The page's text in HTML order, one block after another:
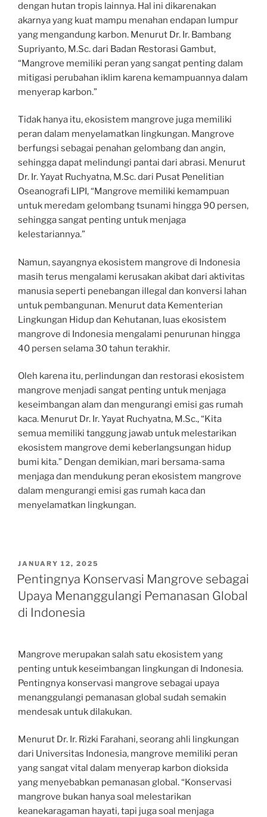
dengan hutan tropis lainnya. Hal ini dikarenakan
akarnya yang kuat mampu menahan endapan lumpur
yang mengandung karbon. Menurut Dr. Ir. Bambang
Supriyanto, M.Sc. dari Badan Restorasi Gambut,
“Mangrove memiliki peran yang sangat penting dalam
mitigasi perubahan iklim karena kemampuannya dalam
menyerap karbon.”
Tidak hanya itu, ekosistem mangrove juga memiliki
peran dalam menyelamatkan lingkungan. Mangrove
berfungsi sebagai penahan gelombang dan angin,
sehingga dapat melindungi pantai dari abrasi. Menurut
Dr. Ir. Yayat Ruchyatna, M.Sc. dari Pusat Penelitian
Oseanografi LIPI, “Mangrove memiliki kemampuan
untuk meredam gelombang tsunami hingga 90 persen,
sehingga sangat penting untuk menjaga
kelestariannya.”
Namun, sayangnya ekosistem mangrove di Indonesia
masih terus mengalami kerusakan akibat dari aktivitas
manusia seperti penebangan illegal dan konversi lahan
untuk pembangunan. Menurut data Kementerian
Lingkungan Hidup dan Kehutanan, luas ekosistem
mangrove di Indonesia mengalami penurunan hingga
40 persen selama 30 tahun terakhir.
Oleh karena itu, perlindungan dan restorasi ekosistem
mangrove menjadi sangat penting untuk menjaga
keseimbangan alam dan mengurangi emisi gas rumah
kaca. Menurut Dr. Ir. Yayat Ruchyatna, M.Sc., “Kita
semua memiliki tanggung jawab untuk melestarikan
ekosistem mangrove demi keberlangsungan hidup
bumi kita.” Dengan demikian, mari bersama-sama
menjaga dan mendukung peran ekosistem mangrove
dalam mengurangi emisi gas rumah kaca dan
menyelamatkan lingkungan.
POSTED
ON
JANUARY 12, 2025
Pentingnya Konservasi Mangrove sebagai
Upaya Menanggulangi Pemanasan Global
di Indonesia
Mangrove merupakan salah satu ekosistem yang
penting untuk keseimbangan lingkungan di Indonesia.
Pentingnya konservasi mangrove sebagai upaya
menanggulangi pemanasan global sudah semakin
mendesak untuk dilakukan.
Menurut Dr. Ir. Rizki Farahani, seorang ahli lingkungan
dari Universitas Indonesia, mangrove memiliki peran
yang sangat vital dalam menyerap karbon dioksida
yang menyebabkan pemanasan global. “Konservasi
mangrove bukan hanya soal melestarikan
keanekaragaman hayati, tapi juga soal menjaga